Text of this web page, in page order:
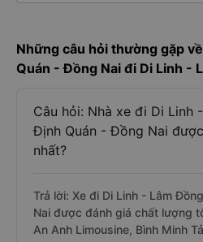
Những câu hỏi thường gặp
Quán - Đồng Nai đi Di Linh -
Câu hỏi: Nhà xe đi Di Linh
Định Quán - Đồng Nai
nhất?
Trả lời: Xe đi Di Linh - Lâm
Nai được đánh giá chất lượng
An Anh Limousine, Bình Minh